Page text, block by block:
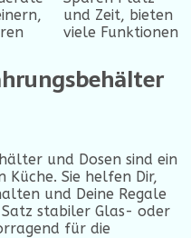
und Zeit, bieten
viele Funktionen
und Dosen sind ein
Küche. Sie helfen Dir,
und Deine Regale
stabiler Glas- oder
für die